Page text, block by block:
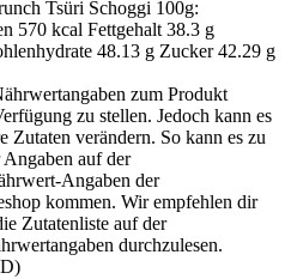
Tsüri Schoggi 100g:
570 kcal Fettgehalt 38.3 g
48.13 g Zucker 42.29 g
zum Produkt
zu stellen. Jedoch kann es
Zutaten verändern. So kann es zu
auf der
Angaben der
kommen. Wir empfehlen dir
Zutatenliste auf der
durchzulesen.